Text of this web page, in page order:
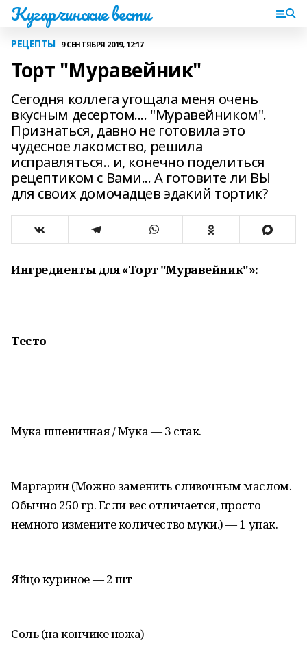
Кугарчинские вести
РЕЦЕПТЫ 9 СЕНТЯБРЯ 2019, 12:17
Торт "Муравейник"
Сегодня коллега угощала меня очень
вкусным десертом.... "Муравейником".
Признаться, давно не готовила это
чудесное лакомство, решила
исправляться.. и, конечно поделиться
рецептиком с Вами... А готовите ли ВЫ
для своих домочадцев эдакий тортик?
Ингредиенты для «Торт "Муравейник"»:
Тесто
Мука пшеничная / Мука — 3 стак.
Маргарин (Можно заменить сливочным маслом.
Обычно 250 гр. Если вес отличается, просто
немного измените количество муки.) — 1 упак.
Яйцо куриное — 2 шт
Соль (на кончике ножа)